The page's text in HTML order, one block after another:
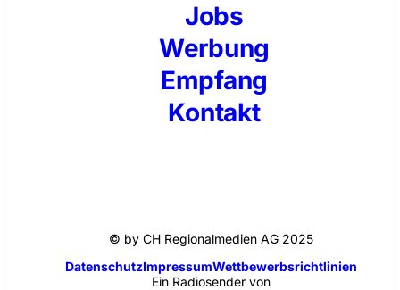
Jobs
Werbung
Empfang
Kontakt
© by CH Regionalmedien AG 2025
DatenschutzImpressumWettbewerbsrichtlinien
Ein Radiosender von